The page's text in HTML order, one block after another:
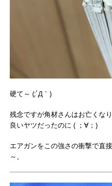
硬て～ (;´Д｀)
残念ですが角材さんはお亡くな
良いヤツだったのに ( ；∀；)
エアガンをこの強さの衝撃で直
～。